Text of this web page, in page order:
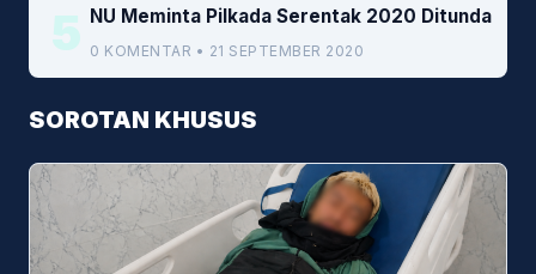
5 NU Meminta Pilkada Serentak 2020 Ditunda
0 KOMENTAR • 21 SEPTEMBER 2020
SOROTAN KHUSUS